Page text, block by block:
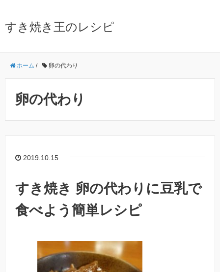
すき焼き王のレシピ
ホーム / 卵の代わり
卵の代わり
2019.10.15
すき焼き 卵の代わりに豆乳で
食べよう簡単レシピ